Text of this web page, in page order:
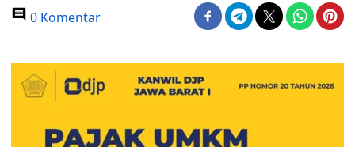
0 Komentar